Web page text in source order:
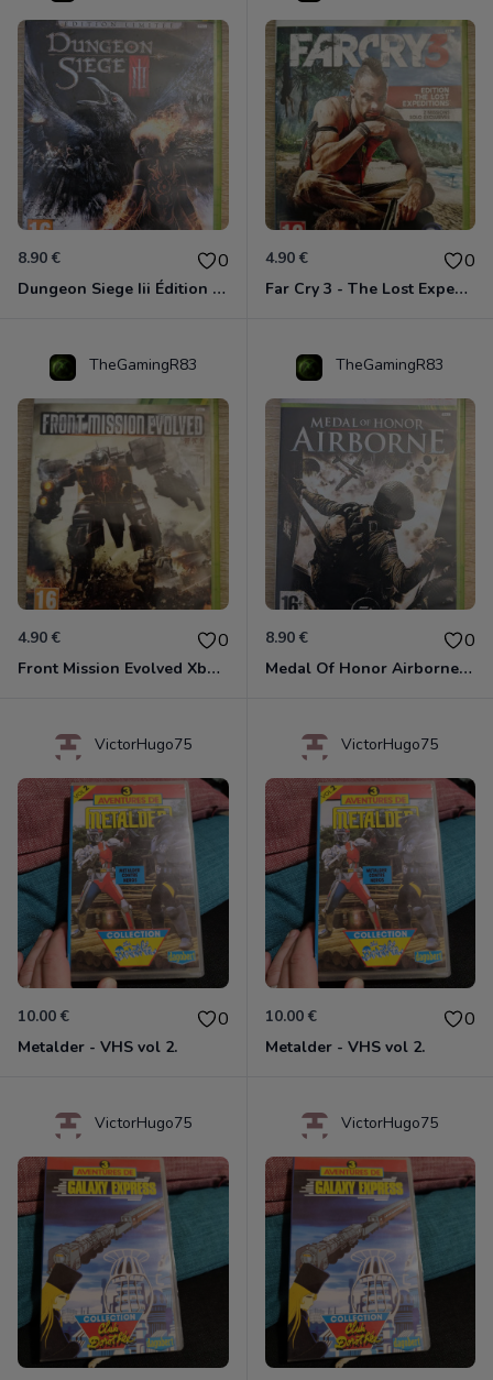
8.90 € 0
Dungeon Siege Iii Édition Limitée - Vf Intégrale Xbox 360
4.90 € 0
Far Cry 3 - The Lost Expeditions - Edition Spéciale Xbox 360
TheGamingR83
4.90 € 0
Front Mission Evolved Xbox 360
TheGamingR83
8.90 € 0
Medal Of Honor Airborne Xbox 360
VictorHugo75
10.00 € 0
Metalder - VHS vol 2.
VictorHugo75
10.00 € 0
Metalder - VHS vol 2.
VictorHugo75 VictorHugo75